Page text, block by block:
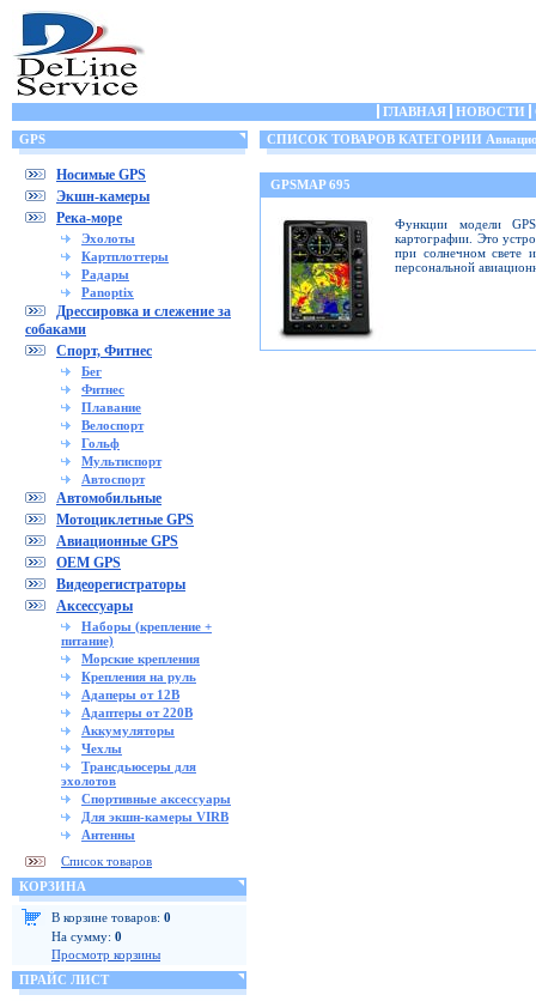
ГЛАВНАЯ НОВОСТИ
GPS
Носимые GPS
Экшн-камеры
Река-море
Эхолоты
Картплоттеры
Радары
Panoptix
Дрессировка и слежение за
собаками
Спорт, Фитнес
Бег
Фитнес
Плавание
Велоспорт
Гольф
Мультиспорт
Автоспорт
Автомобильные
Мотоциклетные GPS
Авиационные GPS
OEM GPS
Видеорегистраторы
Аксессуары
Наборы (крепление +
питание)
Морские крепления
Крепления на руль
Адаперы от 12В
Адаптеры от 220В
Аккумуляторы
Чехлы
Трансдьюсеры для
эхолотов
Спортивные аксессуары
Для экшн-камеры VIRB
Антенны
Список товаров
КОРЗИНА
В корзине товаров: 0
На сумму: 0
Просмотр корзины
ПРАЙС ЛИСТ
СПИСОК ТОВАРОВ КАТЕГОРИИ
GPSMAP 695
Функции модели
картографии. Это
при солнечном свете
персональной